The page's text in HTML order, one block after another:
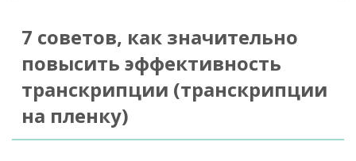
7 советов, как значительно
повысить эффективность
транскрипции (транскрипции
на пленку)